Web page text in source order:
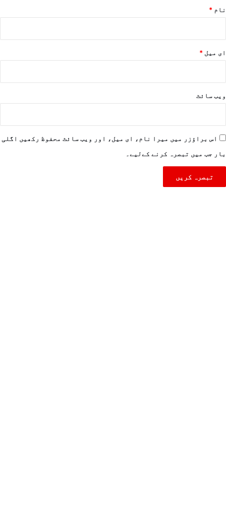
نام *
ای میل *
ویب‌ سائٹ
اس براؤزر میں میرا نام، ای میل، اور ویب سائٹ محفوظ رکھیں اگلی
بار جب میں تبصرہ کرنے کےلیے۔